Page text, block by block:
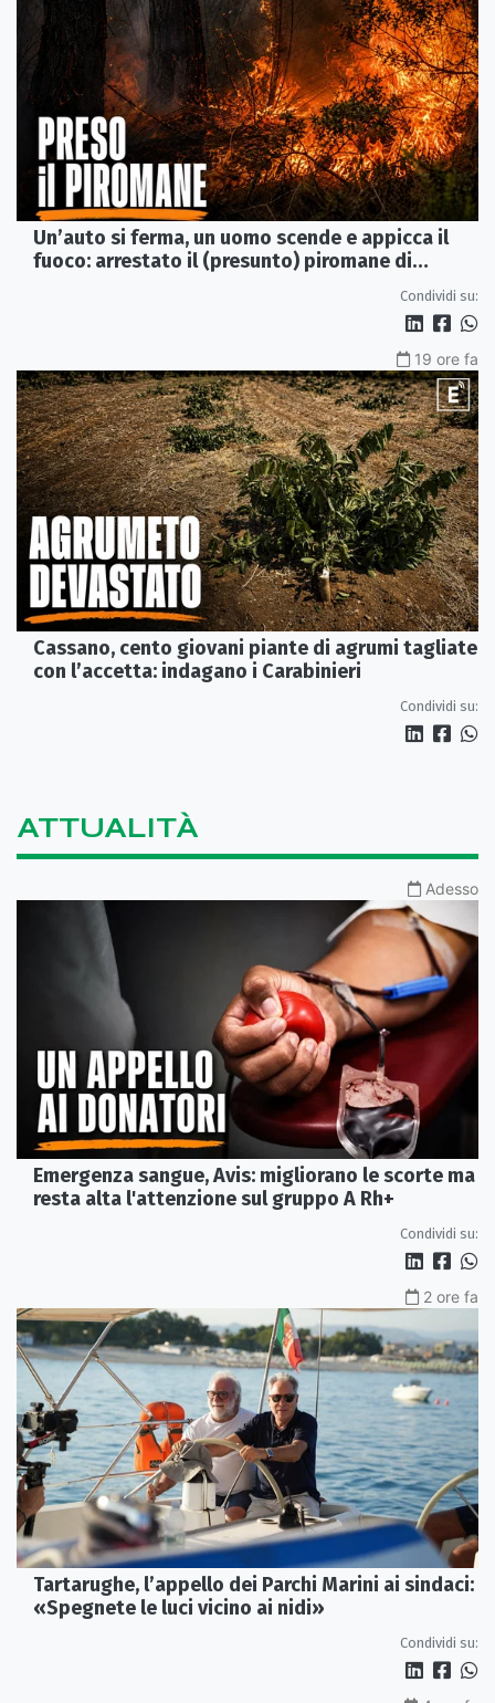
Un’auto si ferma, un uomo scende e appicca il
fuoco: arrestato il (presunto) piromane di
Condividi su:
19 ore fa
Cassano, cento giovani piante di agrumi tagliate
con l’accetta: indagano i Carabinieri
Condividi su:
ATTUALITÀ
Adesso
Emergenza sangue, Avis: migliorano le scorte ma
resta alta l'attenzione sul gruppo A Rh+
Condividi su:
2 ore fa
Tartarughe, l’appello dei Parchi Marini ai sindaci:
«Spegnete le luci vicino ai nidi»
Condividi su: